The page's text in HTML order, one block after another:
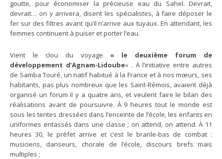
goutte, pour économiser la précieuse eau du Sahel. Devrait,
devrait… on y arrivera, disent les spécialistes, à faire déposer le
fer sur des filtres avant qu’il n’arrive aux tuyaux. En attendant, les
femmes continuent à puiser et porter l’eau.
Vient le clou du voyage « le deuxième forum de
développement d’Agnam-Lidoube« . À l’initiative entre autres
de Samba Touré, un natif habitué à la France et à nos mœurs, ses
habitants, pas plus nombreux que les Saint-Rémois, avaient déjà
organisé un forum il y a quatre ans, et veulent faire le bilan des
réalisations avant de poursuivre. À 9 heures tout le monde est
sous les tentes dressées dans l’enceinte de l’école, les enfants en
uniformes entassés dans une classe ; on attend, on attend. À 11
heures 30, le préfet arrive et c’est le branle-bas de combat :
musiciens, danseurs, chorale de l’école, discours brefs mais
multiples ;